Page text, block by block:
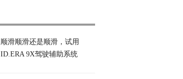
顺滑顺滑还是顺滑，试用
ID.ERA 9X驾驶辅助系统